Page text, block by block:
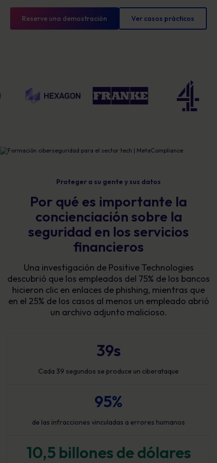
Reserve una demostración Ver casos prácticos
Proteger a su gente y sus datos
Por qué es importante la
concienciación sobre la
seguridad en los servicios
financieros
Una investigación de Positive Technologies
descubrió que los empleados del 75% de los bancos
hicieron clic en enlaces de phishing, mientras que
en el 25% de los casos al menos un empleado abrió
un archivo adjunto malicioso.
39s
Cada 39 segundos se produce un ciberataque
95%
de las infracciones vinculadas a errores humanos
10,5 billones de dólares